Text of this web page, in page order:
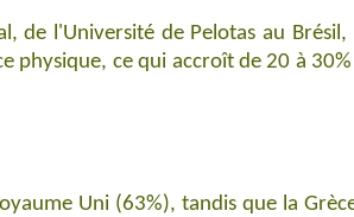
de l'Université de Pelotas au
physique, ce qui accroît de 20 à
Uni (63%), tandis que la